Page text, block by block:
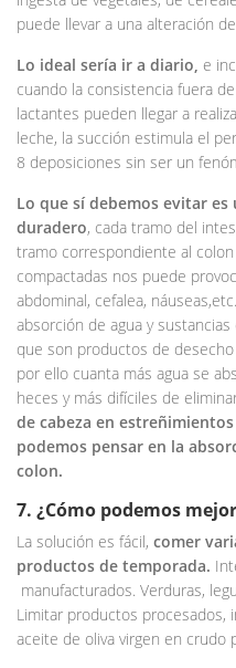
puede llevar a una alteración
Lo ideal sería ir a diario, e
cuando la consistencia fuera
lactantes pueden llegar a
leche, la succión estimula el
8 deposiciones sin ser un
Lo que sí debemos evitar
duradero, cada tramo del
tramo correspondiente al
compactadas nos puede
abdominal, cefalea,
absorción de agua y
que son productos de
por ello cuanta más agua se
heces y más difíciles de
de cabeza en
podemos pensar en la
colon.
7. ¿Cómo podemos
La solución es fácil, comer
productos de temporada.
manufacturados. Verduras,
Limitar productos procesados,
aceite de oliva virgen en crudo